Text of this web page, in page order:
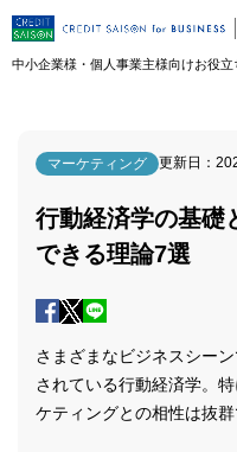
中小企業様・個人事業主様向けお役立
マーケティング 更新日：
行動経済学の基礎
できる理論7選
さまざまなビジネスシー
されている行動経済学。
ケティングとの相性は抜群